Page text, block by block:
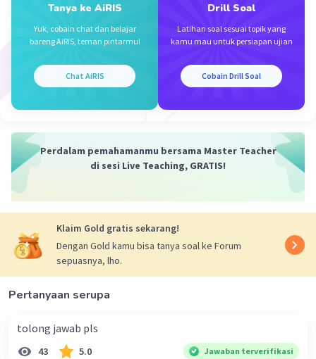
Tanya ke AiRIS
Yuk, cobain chat dan belajar
bareng AiRIS, teman pintarmu!
Chat AiRIS
Drill Soal
Latihan soal sesuai topik yang
kamu mau untuk persiapan ujian
Cobain Drill Soal
Perdalam pemahamanmu bersama Master Teacher
di sesi Live Teaching, GRATIS!
Klaim Gold gratis sekarang!
Dengan Gold kamu bisa tanya soal ke Forum
sepuasnya, lho.
Pertanyaan serupa
tolong jawab pls
43 5.0 Jawaban terverifikasi